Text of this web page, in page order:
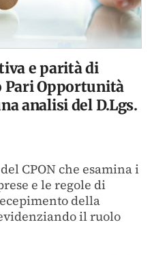
e parità di
Pari Opportunità
analisi del D.Lgs.
CPON che esamina i
e le regole di
della
il ruolo